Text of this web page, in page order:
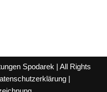
Spodarek | All Rights